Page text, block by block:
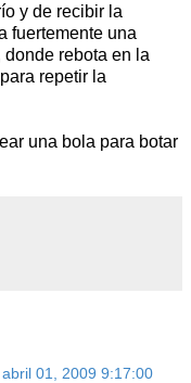
y de recibir la
fuertemente una
rebota en la
repetir la
una bola para botar
01, 2009 9:17:00